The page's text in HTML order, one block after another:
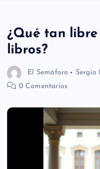
¿Qué tan libre
libros?
El Semáforo Sergio
0 Comentarios